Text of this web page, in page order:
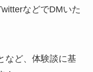
などでDMいた
など、体験談に基